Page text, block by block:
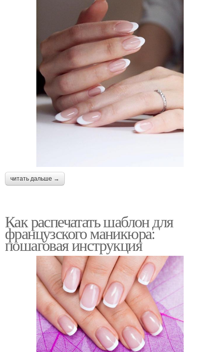
читать дальше →
Как распечатать шаблон для
французского маникюра:
пошаговая инструкция